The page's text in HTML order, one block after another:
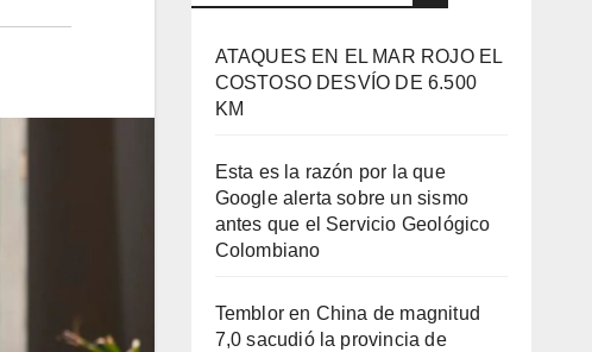
ATAQUES EN EL MAR ROJO EL
COSTOSO DESVÍO DE 6.500
KM
Esta es la razón por la que
Google alerta sobre un sismo
antes que el Servicio Geológico
Colombiano
Temblor en China de magnitud
7,0 sacudió la provincia de